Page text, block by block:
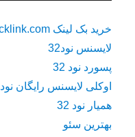
خرید بک لینک behtarinbacklink.com
لایسنس نود32
پسورد نود 32
اوکلی لایسنس رایگان نود 32
همیار نود 32
بهترین سئو